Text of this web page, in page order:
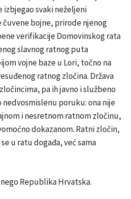
izbjegao svaki neželjeni
čuvene bojne, prirode njenog
verifikacije Domovinskog rata
slavnog ratnog puta
vojne baze u Lori, točno na
ratnog zločina. Država
pa ih javno i službeno
poruku: ona nije
i nesretnom ratnom zločinu,
dokazanom. Ratni zločin,
u ratu događa, već sama
Republika Hrvatska.